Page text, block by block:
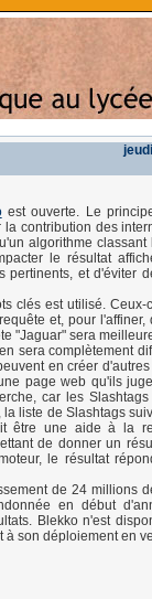
est ouverte. Le
contribution des
algorithme
le résultat
et d'éviter
clés est utilisé. Ceux-
et, pour l'affiner,
"Jaguar" sera
sera complètement
en créer
page web qu'ils
car les
liste de Slashtags
être une aide à la
de donner un
le résultat
de 24 millions
en début
Blekko n'est
son déploiement en